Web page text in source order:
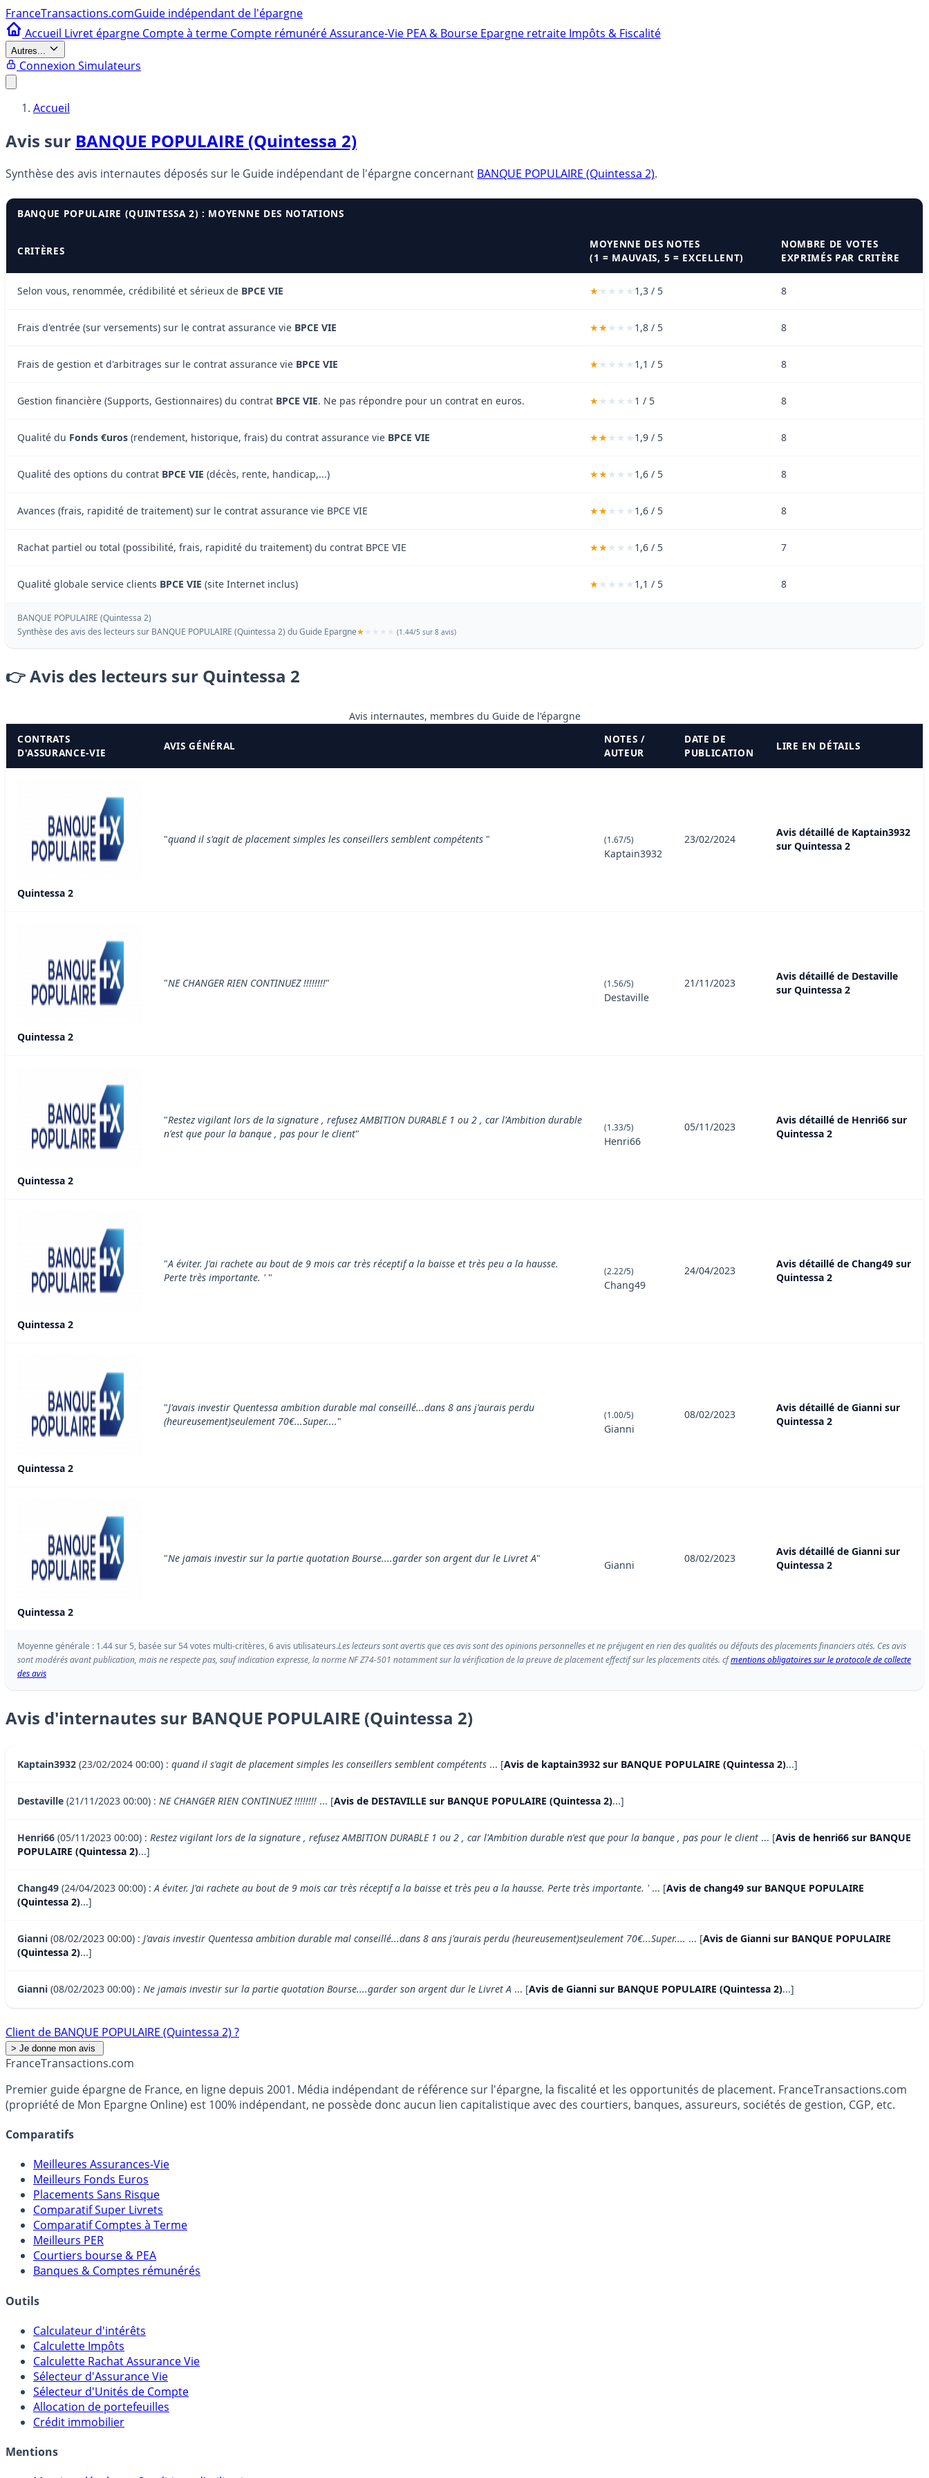
FranceTransactions.comGuide indépendant de l'épargne
Accueil Livret épargne Compte à terme Compte rémunéréAssurance-Vie PEA & Bourse Epargne retraite Impôts & Fiscalité
Autres...
Connexion Simulateurs
Accueil
Avis sur BANQUE POPULAIRE (Quintessa 2)
Synthèse des avis internautes déposés sur le Guide indépendant de l'épargne concernant BANQUE POPULAIRE (Quintessa 2).
BANQUE POPULAIRE (QUINTESSA 2) : MOYENNE DES NOTATIONS
CRITÈRES
MOYENNE DES NOTES
(1 = MAUVAIS, 5 = EXCELLENT)
NOMBRE DE VOTES
EXPRIMÉS PAR CRITÈRE
Selon vous, renommée, crédibilité et sérieux de BPCE VIE 1,3 / 5 8
Frais d'entrée (sur versements) sur le contrat assurance vie BPCE VIE 1,8 / 5 8
Frais de gestion et d'arbitrages sur le contrat assurance vie BPCE VIE 1,1 / 5 8
Gestion financière (Supports, Gestionnaires) du contrat BPCE VIE. Ne pas répondre pour un contrat en euros. 1 / 5 8
Qualité du Fonds €uros (rendement, historique, frais) du contrat assurance vie BPCE VIE 1,9 / 5 8
Qualité des options du contrat BPCE VIE (décès, rente, handicap,...) 1,6 / 5 8
Avances (frais, rapidité de traitement) sur le contrat assurance vie BPCE VIE 1,6 / 5 8
Rachat partiel ou total (possibilité, frais, rapidité du traitement) du contrat BPCE VIE 1,6 / 5 7
Qualité globale service clients BPCE VIE (site Internet inclus) 1,1 / 5 8
BANQUE POPULAIRE (Quintessa 2)
Synthèse des avis des lecteurs sur BANQUE POPULAIRE (Quintessa 2) duGuide Epargne (1.44/5 sur 8 avis)
👉 Avis des lecteurs sur Quintessa 2
Avis internautes, membres du Guide de l'épargne
CONTRATS
D'ASSURANCE-VIE
AVIS GÉNÉRAL
NOTES /
AUTEUR
DATE DE
PUBLICATION
LIRE EN DÉTAILS
Quintessa 2
"quand il s'agit de placement simples les conseillers semblent compétents " (1.67/5)
Kaptain3932
23/02/2024
Avis détaillé de Kaptain3932
sur Quintessa 2
Quintessa 2
"NE CHANGER RIEN CONTINUEZ !!!!!!!!" (1.56/5)
Destaville
21/11/2023
Avis détaillé de Destaville
sur Quintessa 2
Quintessa 2
"Restez vigilant lors de la signature , refusez AMBITION DURABLE 1 ou 2 , car l'Ambition durable
n'est que pour la banque , pas pour le client" (1.33/5)
Henri66
05/11/2023
Avis détaillé de Henri66 sur
Quintessa 2
Quintessa 2
"A éviter. J'ai rachete au bout de 9 mois car très réceptif a la baisse et très peu a la hausse.
Perte très importante. ' " (2.22/5)
Chang49
24/04/2023
Avis détaillé de Chang49 sur
Quintessa 2
Quintessa 2
"J'avais investir Quentessa ambition durable mal conseillé...dans 8 ans j'aurais perdu
(heureusement)seulement 70€...Super...." (1.00/5)
Gianni
08/02/2023
Avis détaillé de Gianni sur
Quintessa 2
Quintessa 2
"Ne jamais investir sur la partie quotation Bourse....garder son argent dur le Livret A"
Gianni
08/02/2023
Avis détaillé de Gianni sur
Quintessa 2
Moyenne générale : 1.44 sur 5, basée sur 54 votes multi-critères, 6 avis utilisateurs.Les lecteurs sont avertis que ces avis sont des opinions personnelles et ne préjugent en rien des qualités ou défauts des placements financiers cités. Ces avis
sont modérés avant publication, mais ne respecte pas, sauf indication expresse, la norme NF Z74-501 notamment sur la vérification de la preuve de placement effectif sur les placements cités. cfmentions obligatoires sur le protocole de collecte
des avis
Avis d'internautes sur BANQUE POPULAIRE (Quintessa 2)
Kaptain3932 (23/02/2024 00:00) : quand il s'agit de placement simples les conseillers semblent compétents ... [Avis de kaptain3932 sur BANQUE POPULAIRE (Quintessa 2)...]
Destaville (21/11/2023 00:00) : NE CHANGER RIEN CONTINUEZ !!!!!!!! ... [Avis de DESTAVILLE sur BANQUE POPULAIRE (Quintessa 2)...]
Henri66 (05/11/2023 00:00) : Restez vigilant lors de la signature , refusez AMBITION DURABLE 1 ou 2 , car l'Ambition durable n'est que pour la banque , pas pour le client ... [Avis de henri66 sur BANQUE
POPULAIRE (Quintessa 2)...]
Chang49 (24/04/2023 00:00) :A éviter. J'ai rachete au bout de 9 mois car très réceptif a la baisse et très peu a la hausse. Perte très importante. ' ... [Avis de chang49 sur BANQUE POPULAIRE
(Quintessa 2)...]
Gianni (08/02/2023 00:00) : J'avais investir Quentessa ambition durable mal conseillé...dans 8 ans j'aurais perdu (heureusement)seulement 70€...Super.... ... [Avis de Gianni sur BANQUE POPULAIRE
(Quintessa 2)...]
Gianni (08/02/2023 00:00) : Ne jamais investir sur la partie quotation Bourse....garder son argent dur le Livret A ... [Avis de Gianni sur BANQUE POPULAIRE (Quintessa 2)...]
Client de BANQUE POPULAIRE (Quintessa 2) ?
FranceTransactions.com
Premier guide épargne de France, en ligne depuis 2001. Média indépendant de référence sur l'épargne, la fiscalité et les opportunités de placement. FranceTransactions.com
(propriété de Mon Epargne Online) est 100% indépendant, ne possède donc aucun lien capitalistique avec des courtiers, banques, assureurs, sociétés de gestion, CGP, etc.
Comparatifs
Meilleures Assurances-Vie
Meilleurs Fonds Euros
Placements Sans Risque
Comparatif Super Livrets
Comparatif Comptes à Terme
Meilleurs PER
Courtiers bourse & PEA
Banques & Comptes rémunérés
Outils
Calculateur d'intérêts
Calculette Impôts
Calculette Rachat Assurance Vie
Sélecteur d'Assurance Vie
Sélecteur d'Unités de Compte
Allocation de portefeuilles
Crédit immobilier
Mentions